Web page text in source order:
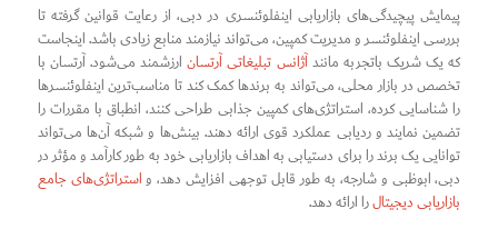
پیمایش پیچیدگی‌های بازاریابی اینفلوئنسری در دبی، از رعایت قوانین گرفته تا
بررسی اینفلوئنسر و مدیریت کمپین، می‌تواند نیازمند منابع زیادی باشد. اینجاست
که یک شریک باتجربه مانندآژانس تبلیغاتی آرتسانارزشمند می‌شود. آرتسان با
تخصص در بازار محلی، می‌تواند به برندها کمک کند تا مناسب‌ترین اینفلوئنسرها
را شناسایی کرده، استراتژی‌های کمپین جذابی طراحی کنند، انطباق با مقررات را
تضمین نمایند و ردیابی عملکرد قوی ارائه دهند. بینش‌ها و شبکه آن‌ها می‌تواند
توانایی یک برند را برای دستیابی به اهداف بازاریابی خود به طور کارآمد و مؤثر در
دبی، ابوظبی و شارجه، به طور قابل توجهی افزایش دهد، واستراتژی‌های جامع
بازاریابی دیجیتالرا ارائه دهد.